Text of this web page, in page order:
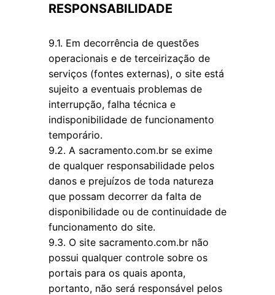
RESPONSABILIDADE
9.1. Em decorrência de questões
operacionais e de terceirização de
serviços (fontes externas), o site está
sujeito a eventuais problemas de
interrupção, falha técnica e
indisponibilidade de funcionamento
temporário.
9.2. A sacramento.com.br se exime
de qualquer responsabilidade pelos
danos e prejuízos de toda natureza
que possam decorrer da falta de
disponibilidade ou de continuidade de
funcionamento do site.
9.3. O site sacramento.com.br não
possui qualquer controle sobre os
portais para os quais aponta,
portanto, não será responsável pelos